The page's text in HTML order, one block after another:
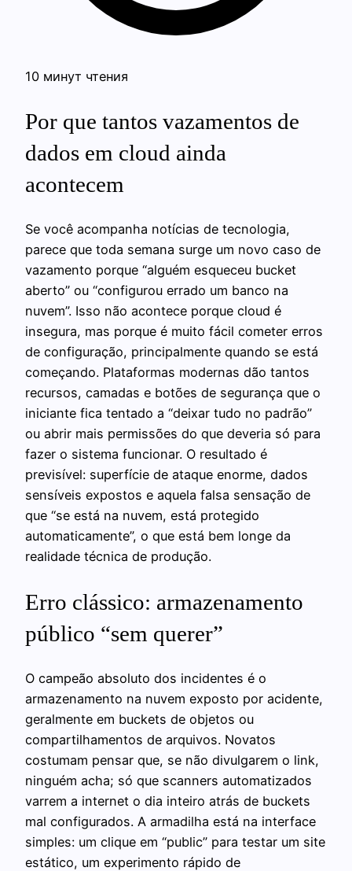
10 минут чтения
Por que tantos vazamentos de
dados em cloud ainda
acontecem
Se você acompanha notícias de tecnologia,
parece que toda semana surge um novo caso de
vazamento porque “alguém esqueceu bucket
aberto” ou “configurou errado um banco na
nuvem”. Isso não acontece porque cloud é
insegura, mas porque é muito fácil cometer erros
de configuração, principalmente quando se está
começando. Plataformas modernas dão tantos
recursos, camadas e botões de segurança que o
iniciante fica tentado a “deixar tudo no padrão”
ou abrir mais permissões do que deveria só para
fazer o sistema funcionar. O resultado é
previsível: superfície de ataque enorme, dados
sensíveis expostos e aquela falsa sensação de
que “se está na nuvem, está protegido
automaticamente”, o que está bem longe da
realidade técnica de produção.
Erro clássico: armazenamento
público “sem querer”
O campeão absoluto dos incidentes é o
armazenamento na nuvem exposto por acidente,
geralmente em buckets de objetos ou
compartilhamentos de arquivos. Novatos
costumam pensar que, se não divulgarem o link,
ninguém acha; só que scanners automatizados
varrem a internet o dia inteiro atrás de buckets
mal configurados. A armadilha está na interface
simples: um clique em “public” para testar um site
estático, um experimento rápido de